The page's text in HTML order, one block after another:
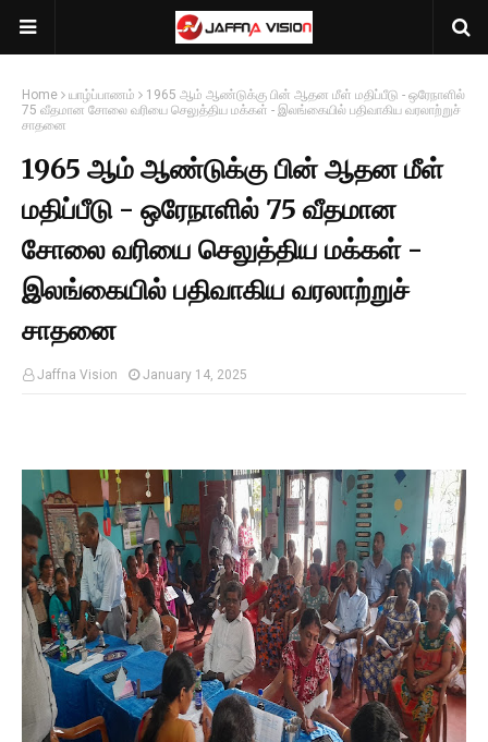
Home யாழ்ப்பாணம்
1965 ஆம் ஆண்டுக்கு பின் ஆதன மீள் மதிப்பீடு - ஒரேநாளில்
75 வீதமான சோலை வரியை செலுத்திய மக்கள் - இலங்கையில் பதிவாகிய வரலாற்றுச்
சாதனை
1965 ஆம் ஆண்டுக்கு பின் ஆதன மீள்
மதிப்பீடு - ஒரேநாளில் 75 வீதமான
சோலை வரியை செலுத்திய மக்கள் -
இலங்கையில் பதிவாகிய வரலாற்றுச்
சாதனை
Jaffna Vision January 14, 2025